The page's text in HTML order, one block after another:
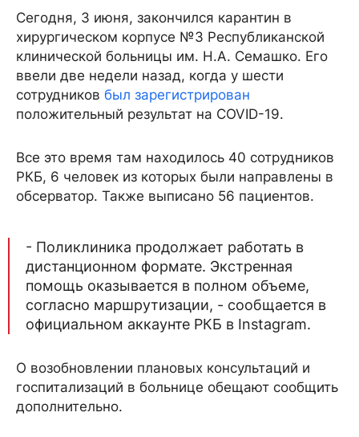
Сегодня, 3 июня, закончился карантин в
хирургическом корпусе №3 Республиканской
клинической больницы им. Н.А. Семашко. Его
ввели две недели назад, когда у шести
сотрудников был зарегистрирован
положительный результат на COVID-19.
Все это время там находилось 40 сотрудников
РКБ, 6 человек из которых были направлены в
обсерватор. Также выписано 56 пациентов.
- Поликлиника продолжает работать в
дистанционном формате. Экстренная
помощь оказывается в полном объеме,
согласно маршрутизации, - сообщается в
официальном аккаунте РКБ в Instagram.
О возобновлении плановых консультаций и
госпитализаций в больнице обещают сообщить
дополнительно.